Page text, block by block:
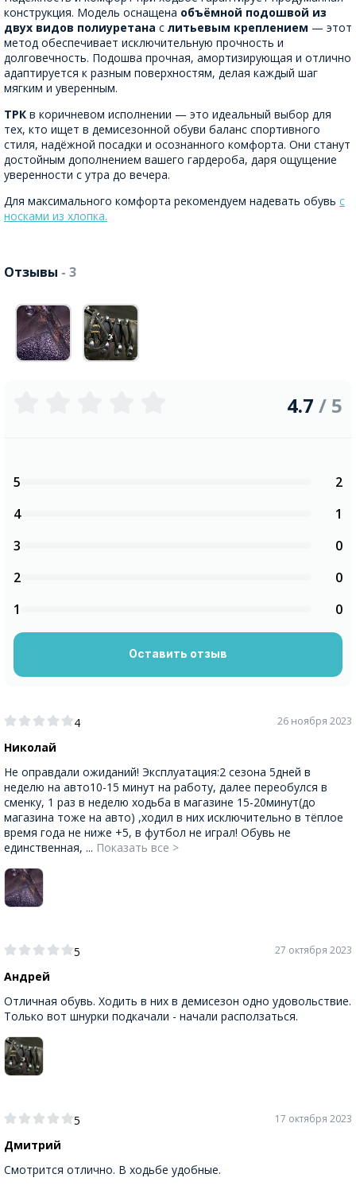
конструкция. Модель оснащена объёмной подошвой из
двух видов полиуретана с литьевым креплением — этот
метод обеспечивает исключительную прочность и
долговечность. Подошва прочная, амортизирующая и отлично
адаптируется к разным поверхностям, делая каждый шаг
мягким и уверенным.
ТРК в коричневом исполнении — это идеальный выбор для
тех, кто ищет в демисезонной обуви баланс спортивного
стиля, надёжной посадки и осознанного комфорта. Они станут
достойным дополнением вашего гардероба, даря ощущение
уверенности с утра до вечера.
Для максимального комфорта рекомендуем надевать обувь с
носками из хлопка.
Отзывы - 3
4
Николай
26 ноября 2023
Не оправдали ожиданий! Эксплуатация:2 сезона 5дней в
неделю на авто10-15 минут на работу, далее переобулся в
сменку, 1 раз в неделю ходьба в магазине 15-20минут(до
магазина тоже на авто) ,ходил в них исключительно в тëплое
время года не ниже +5, в футбол не играл! Обувь не
единственная, ... Показать все >
5
Андрей
27 октября 2023
Отличная обувь. Ходить в них в демисезон одно удовольствие.
Только вот шнурки подкачали - начали расползаться.
5
Дмитрий
17 октября 2023
Смотрится отлично. В ходьбе удобные.
4.7 / 5
5
2
4
1
3
0
2
0
1
0
Оставить отзыв